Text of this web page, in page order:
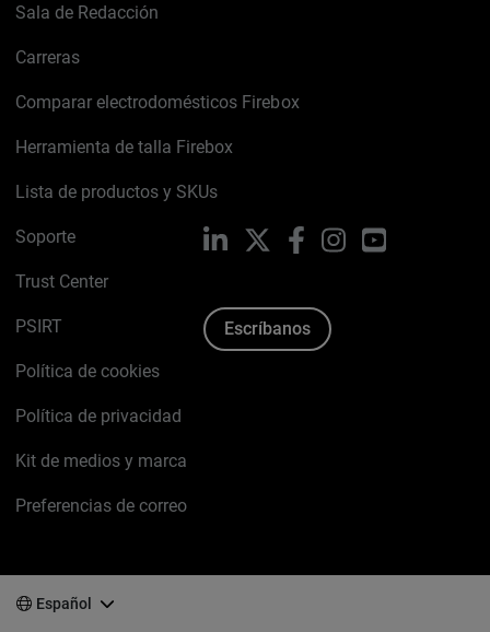
Sala de Redacción
Carreras
Comparar electrodomésticos Firebox
Herramienta de talla Firebox
Lista de productos y SKUs
Soporte
Trust Center
PSIRT
Política de cookies
Política de privacidad
Kit de medios y marca
Preferencias de correo
LinkedIn FacebookInstagramYouTube
Escríbanos
Español